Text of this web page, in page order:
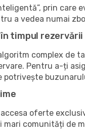
prin
a vedea numai
timpul rezervării
complex de
Pentru a-ți
potrivește
oferte
comunități de